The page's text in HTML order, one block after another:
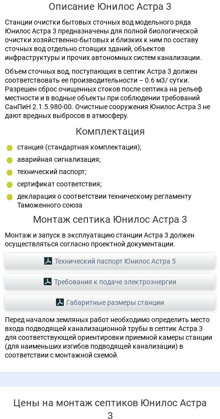
Описание Юнилос Астра 3
Станции очистки бытовых сточных вод модельного ряда
Юнилос Астра 3 предназначены для полной биологической
очистки хозяйственно-бытовых и близких к ним по составу
сточных вод отдельно стоящих зданий, объектов
инфраструктуры и прочих автономных систем канализации.
Объем сточных вод, поступающих в септик Астра 3 должен
соответствовать ее производительности – 0.6 м3/ сутки.
Разрешен сброс очищенных стоков после септика на рельеф
местности и в водные объекты при соблюдении требований
СанПиН 2.1.5.980-00. Очистные сооружения Юнилос Астра 3 не
дают вредных выбросов в атмосферу.
Комплектация
станция (стандартная комплектация);
аварийная сигнализация;
технический паспорт;
сертификат соответствия;
декларация о соответствии техническому регламенту
Таможенного союза
Монтаж септика Юнилос Астра 3
Монтаж и запуск в эксплуатацию станции Астра 3 должен
осуществляться согласно проектной документации.
Технический паспорт Юнилос Астра 5
Требования к подаче электроэнергии
Габаритные размеры станции
Перед началом земляных работ необходимо определить место
входа подводящей канализационной трубы в септик Астра 3
для соответствующей ориентировки приемной камеры станции
(для наименьших изгибов подводящей канализации) в
соответствии с монтажной схемой.
Цены на монтаж септиков Юнилос Астра
3